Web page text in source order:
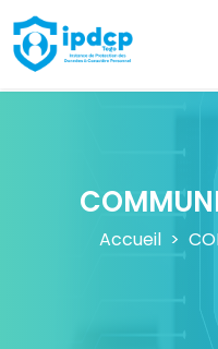
IPDCP
Accueil